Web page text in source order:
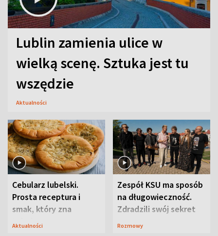
Lublin zamienia ulice w
wielką scenę. Sztuka jest tu
wszędzie
Aktualności
Cebularz lubelski.
Prosta receptura i
smak, który zna
Lubelszczyzna
Aktualności
Zespół KSU ma sposób
na długowieczność.
Zdradzili swój sekret
Rozmowy